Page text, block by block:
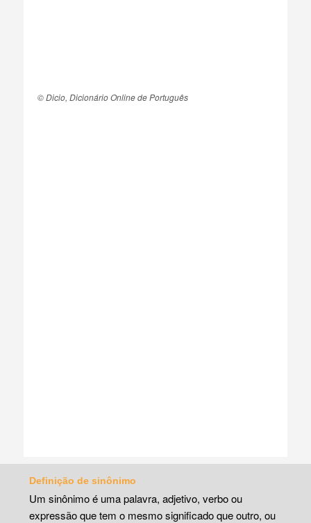
© Dicio, Dicionário Online de Português
Definição de sinônimo
Um sinônimo é uma palavra, adjetivo, verbo ou
expressão que tem o mesmo significado que outro, ou